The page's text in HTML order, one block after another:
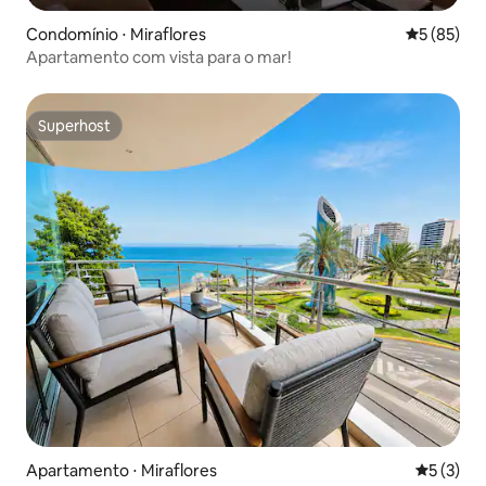
Condomínio ⋅ Miraflores 5 de uma
5 (85)
Apartamento com vista para o mar!
Superhost
Superhost
Apartamento ⋅ Miraflores 5 de
5 (3)